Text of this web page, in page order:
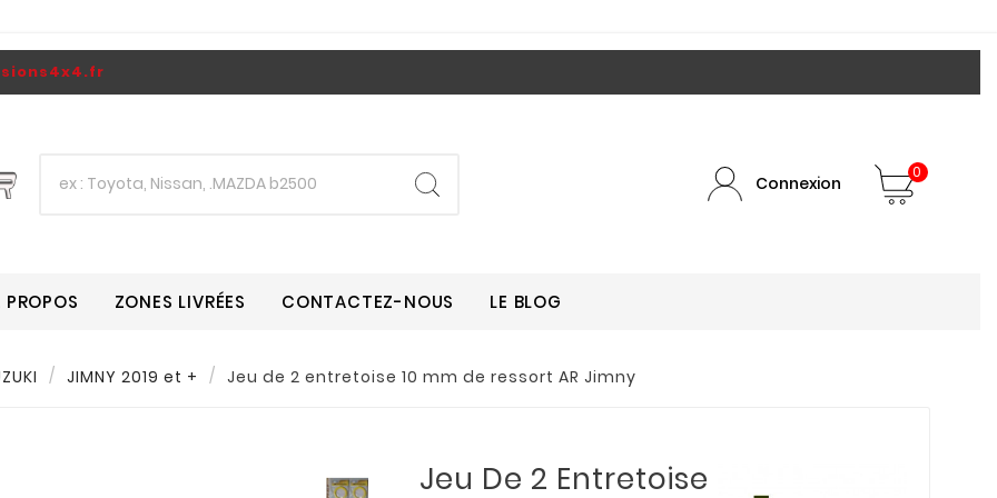
Connexion
0
PROPOS ZONES LIVRÉES CONTACTEZ-NOUS LE BLOG
JIMNY 2019 et + Jeu de 2 entretoise 10 mm de ressort AR Jimny
Jeu De 2 Entretoise